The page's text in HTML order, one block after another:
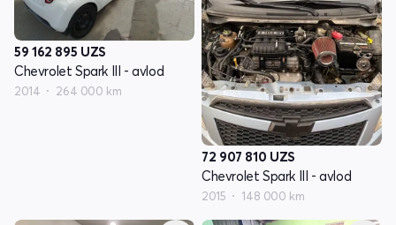
59 162 895 UZS
Chevrolet Spark III - avlod
2014 264 000 km
72 907 810 UZS
Chevrolet Spark III - avlod
2015 148 000 km